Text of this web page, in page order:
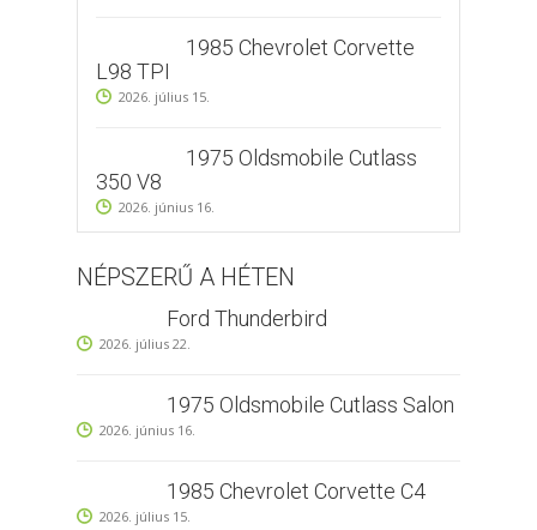
1985 Chevrolet Corvette
L98 TPI
2026. július 15.
1975 Oldsmobile Cutlass
350 V8
2026. június 16.
NÉPSZERŰ A HÉTEN
Ford Thunderbird
2026. július 22.
1975 Oldsmobile Cutlass Salon
2026. június 16.
1985 Chevrolet Corvette C4
2026. július 15.